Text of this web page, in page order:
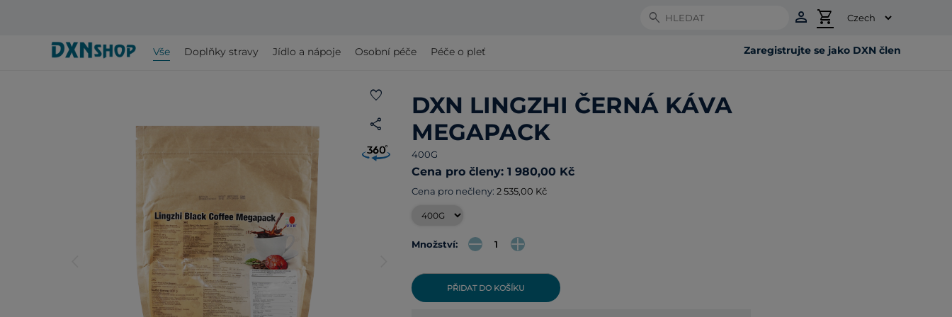
Search person shopping_cart
Vše Doplňky stravy Jídlo a nápoje Osobní péče Péče o pleť Zaregistrujte se jako DXN člen
favorite
share
DXN LINGZHI ČERNÁ KÁVA
MEGAPACK
400G
Cena pro členy: 1 980,00 Kč
Cena pro nečleny: 2 535,00 Kč
Množství:
PŘIDAT DO KOŠÍKU